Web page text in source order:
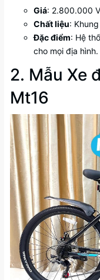
Giá: 2.800.000
Chất liệu:
Đặc điểm: Hệ
cho mọi địa hình.
2. Mẫu Xe
Mt16